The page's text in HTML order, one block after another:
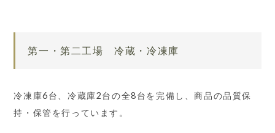
第一・第二工場 冷蔵・冷凍庫
冷凍庫6台、冷蔵庫2台の全8台を完備し、商品の品質保
持・保管を行っています。